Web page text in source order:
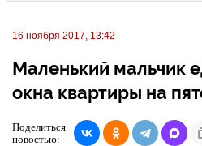
16 ноября 2017, 13:42
Маленький мальчик
окна квартиры на
Поделиться
новостью: